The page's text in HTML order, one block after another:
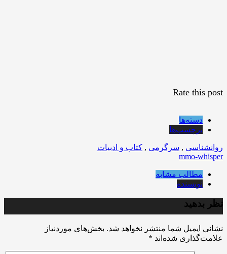
Rate this post
دسته‌ها
برچسب‌ها
روانشناسی , سرگرمی , کتاب و ادبیات
mmo-whisper
مطالب مشابه
نویسنده
نظر بدهید
نشانی ایمیل شما منتشر نخواهد شد. بخش‌های موردنیاز
علامت‌گذاری شده‌اند *